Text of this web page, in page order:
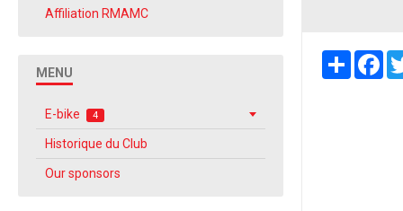
Partager
Affiliation RMAMC
MENU
E-bike 4
Historique du Club
Our sponsors